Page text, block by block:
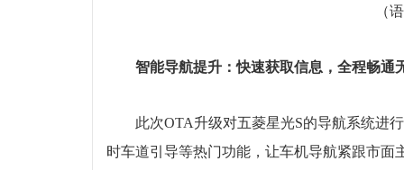
（
智能导航提升：快速获取信息，全程畅通
此次OTA升级对五菱星光S的导航系统进
时车道引导等热门功能，让车机导航紧跟市